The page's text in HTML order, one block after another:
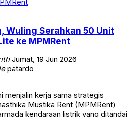
Wuling Serahkan 50 Unit
ke MPMRent
Jumat, 19 Jun 2026
patardo
menjalin kerja sama strategis
Mustika Rent (MPMRent)
kendaraan listrik yang ditandai